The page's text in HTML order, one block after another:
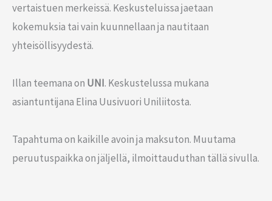
vertaistuen merkeissä. Keskusteluissa jaetaan
kokemuksia tai vain kuunnellaan ja nautitaan
yhteisöllisyydestä.
Illan teemana on UNI. Keskustelussa mukana
asiantuntijana Elina Uusivuori Uniliitosta.
Tapahtuma on kaikille avoin ja maksuton. Muutama
peruutuspaikka on jäljellä, ilmoittauduthan tällä sivulla.